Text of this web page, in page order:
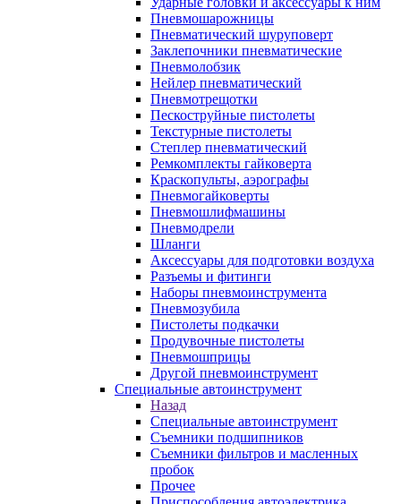
Пневмошарожницы
Пневматический шуруповерт
Заклепочники пневматические
Пневмолобзик
Нейлер пневматический
Пневмотрещотки
Пескоструйные пистолеты
Текстурные пистолеты
Степлер пневматический
Ремкомплекты гайковерта
Краскопульты, аэрографы
Пневмогайковерты
Пневмошлифмашины
Пневмодрели
Шланги
Аксессуары для подготовки воздуха
Разъемы и фитинги
Наборы пневмоинструмента
Пневмозубила
Пистолеты подкачки
Продувочные пистолеты
Пневмошприцы
Другой пневмоинструмент
Специальные автоинструмент
Назад
Специальные автоинструмент
Съемники подшипников
Съемники фильтров и масленных
пробок
Прочее